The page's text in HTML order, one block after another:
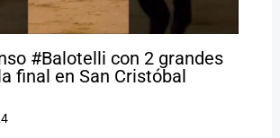
#Balotelli con 2 grandes
final en San Cristóbal